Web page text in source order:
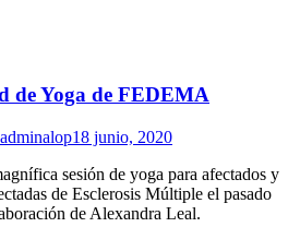
de Yoga de FEDEMA
adminalop18 junio, 2020
sesión de yoga para afectados y
de Esclerosis Múltiple el pasado
de Alexandra Leal.